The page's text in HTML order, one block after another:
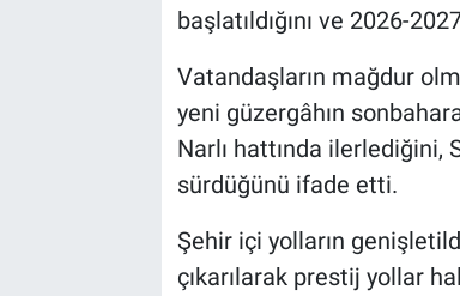
başlatıldığını ve 2026-
Vatandaşların mağdur
yeni güzergâhın
Narlı hattında ilerlediğini,
sürdüğünü ifade etti.
Şehir içi yolların
çıkarılarak prestij yollar